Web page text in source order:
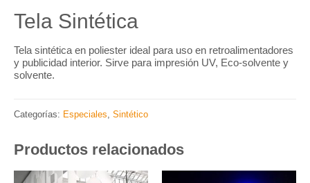
Tela Sintética
Tela sintética en poliester ideal para uso en retroalimentadores
y publicidad interior. Sirve para impresión UV, Eco-solvente y
solvente.
Categorías: Especiales, Sintético
Productos relacionados